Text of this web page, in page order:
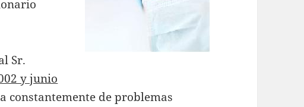
Sr.
y junio
constantemente de problemas